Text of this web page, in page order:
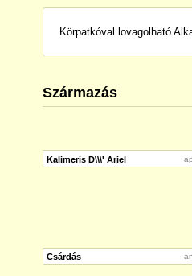
Körpatkóval lovagolható
Származás
Kalimeris D\\\' Ariel
Csárdás